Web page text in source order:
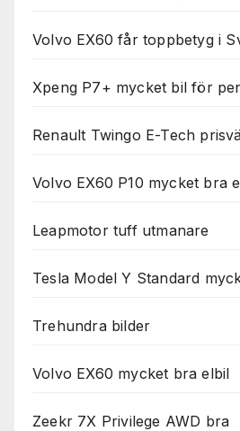
Volvo EX60 får toppbetyg i
Xpeng P7+ mycket bil för
Renault Twingo E-Tech
Volvo EX60 P10 mycket bra
Leapmotor tuff utmanare
Tesla Model Y Standard
Trehundra bilder
Volvo EX60 mycket bra elbil
Zeekr 7X Privilege AWD bra